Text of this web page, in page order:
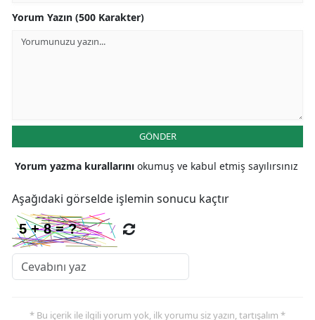
Yorum Yazın (500 Karakter)
GÖNDER
Yorum yazma kurallarını okumuş ve kabul etmiş sayılırsınız
Aşağıdaki görselde işlemin sonucu kaçtır
* Bu içerik ile ilgili yorum yok, ilk yorumu siz yazın, tartışalım *